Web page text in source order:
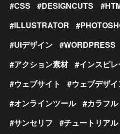
CSS DESIGNCUTS
ILLUSTRATOR
UIデザイン
WORDPRESS
アクション素材
インスピ
ウェブサイト
ウェブデザ
オンラインツール
カラフル
サンセリフ
チュートリアル